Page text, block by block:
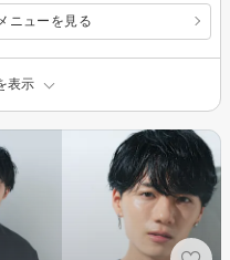
ニューを見る
表示